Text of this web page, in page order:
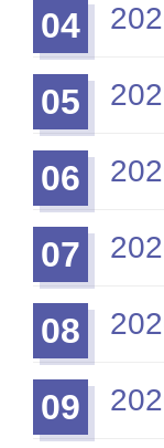
04
05
06
07
08
09